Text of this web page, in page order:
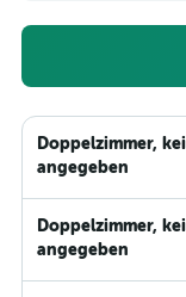
Doppelzimmer,
angegeben
Doppelzimmer,
angegeben